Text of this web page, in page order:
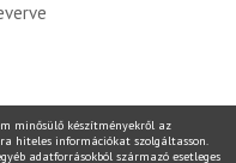
minősülő készítményekről az
hiteles információkat szolgáltasson.
adatforrásokból származó esetleges